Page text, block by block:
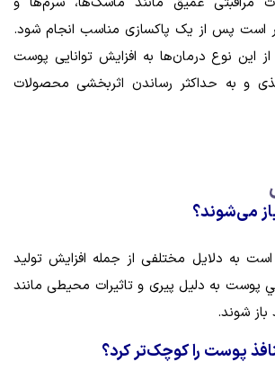
است پس از یک پاکسازی مناسب انجام شود.
این نوع درمان‌ها به افزایش توانایی پوست
و به حداکثر رساندن اثربخشی محصولات
می‌شوند؟
به دلایل مختلفی از جمله افزایش تولید
به دلیل پیری و تاثیرات محیطی مانند
شوند.
پوست را کوچک‌تر کرد؟